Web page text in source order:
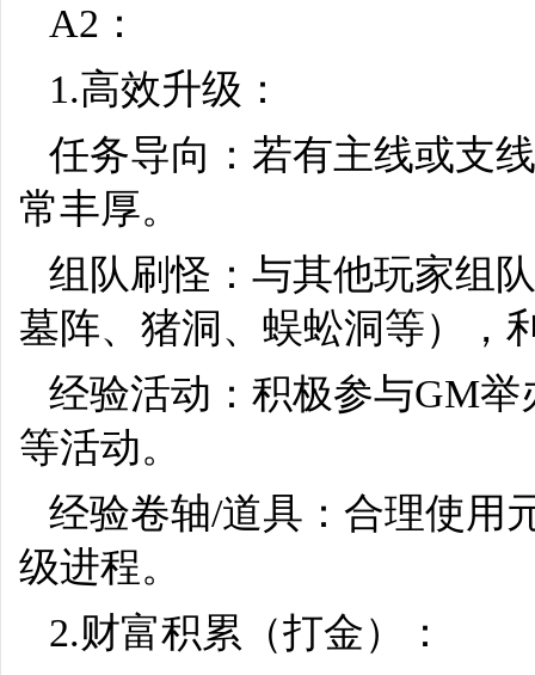
A2：
1.高效升级：
任务导向：若有主线或支
常丰厚。
组队刷怪：与其他玩家组
墓阵、猪洞、蜈蚣洞等），
经验活动：积极参与GM
等活动。
经验卷轴/道具：合理使用
级进程。
2.财富积累（打金）：